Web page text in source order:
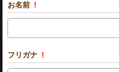
お名前 !
フリガナ !